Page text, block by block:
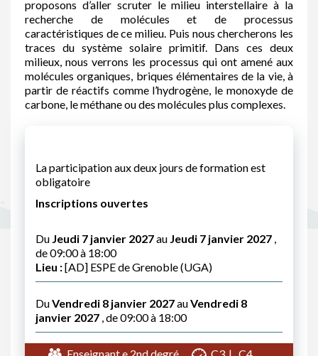
proposons d’aller scruter le milieu interstellaire à la
recherche de molécules et de processus
caractéristiques de ce milieu. Puis nous chercherons les
traces du système solaire primitif. Dans ces deux
milieux, nous verrons les processus qui ont amené aux
molécules organiques, briques élémentaires de la vie, à
partir de réactifs comme l’hydrogène, le monoxyde de
carbone, le méthane ou des molécules plus complexes.
La participation aux deux jours de formation est
obligatoire
Inscriptions ouvertes
Du Jeudi 7 janvier 2027au Jeudi 7 janvier 2027 ,
de 09:00 à 18:00
Lieu :[AD] ESPE de Grenoble (UGA)
DuVendredi 8 janvier 2027auVendredi 8
janvier 2027 , de 09:00 à 18:00